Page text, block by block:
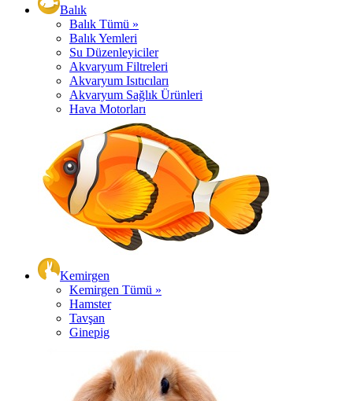
Balık
Balık Tümü »
Balık Yemleri
Su Düzenleyiciler
Akvaryum Filtreleri
Akvaryum Isıtıcıları
Akvaryum Sağlık Ürünleri
Hava Motorları
Kemirgen
Kemirgen Tümü »
Hamster
Tavşan
Ginepig